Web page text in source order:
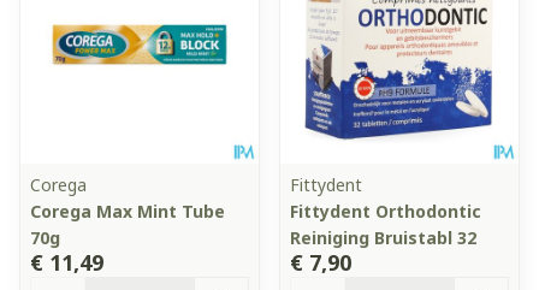
Corega
Corega Max Mint Tube
70g
€ 11,49
Fittydent
Fittydent Orthodontic
Reiniging Bruistabl 32
€ 7,90